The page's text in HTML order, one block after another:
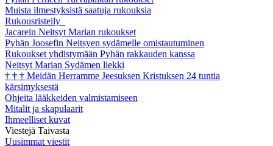
Muista ilmestyksistä saatuja rukouksia
Rukousristeily
Jacarein Neitsyt Marian rukoukset
Pyhän Joosefin Neitsyen sydämelle omistautuminen
Rukoukset yhdistymään Pyhän rakkauden kanssa
Neitsyt Marian Sydämen liekki
† † † Meidän Herramme Jeesuksen Kristuksen 24 tuntia
kärsimyksestä
Ohjeita lääkkeiden valmistamiseen
Mitalit ja skapulaarit
Ihmeelliset kuvat
Viestejä Taivasta
Uusimmat viestit